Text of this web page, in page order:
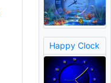
Happy Clock